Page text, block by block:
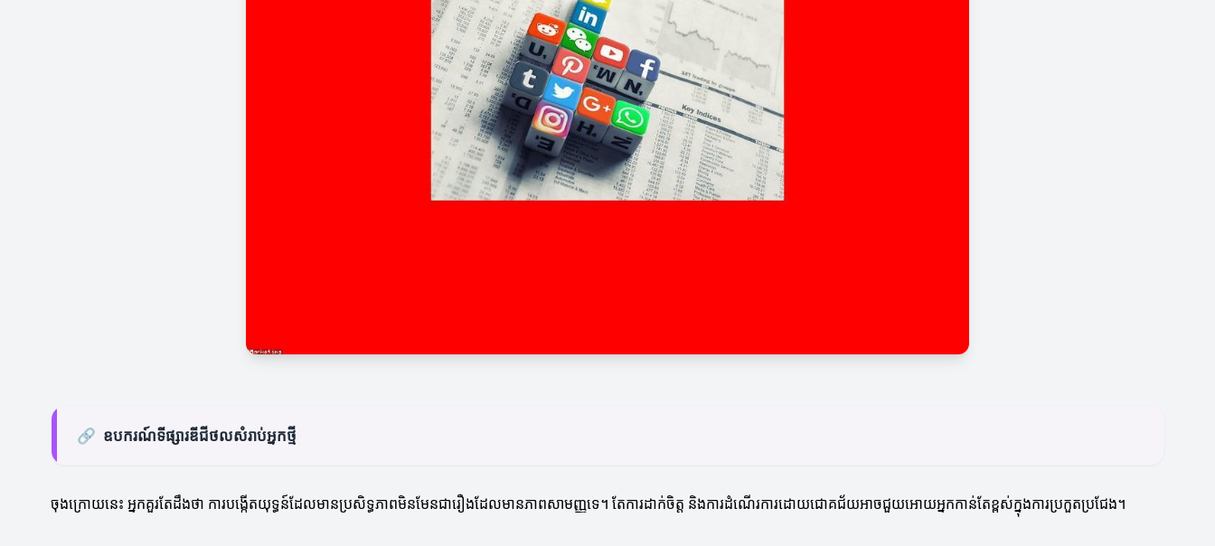
🔗 ឧបករណ៍ទីផ្សារឌីជីថលសំរាប់អ្នកថ្មី
ចុងក្រោយនេះ អ្នកគួរតែដឹងថា ការបង្កើតយុទ្ធន៍ដែលមានប្រសិទ្ធភាពមិនមែនជារឿងដែលមានភាពសាមញ្ញទេ។ តែការដាក់ចិត្ត និងការដំណើរការដោយជោគជ័យអាចជួយអោយអ្នកកាន់តែខ្ពស់ក្នុងការប្រកួតប្រជែង។